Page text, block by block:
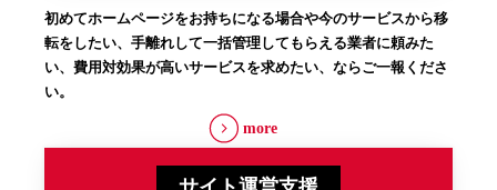
初めてホームページをお持ちになる場合や今のサービスから移
転をしたい、手離れして一括管理してもらえる業者に頼みた
い、費用対効果が高いサービスを求めたい、ならご一報くださ
い。
more